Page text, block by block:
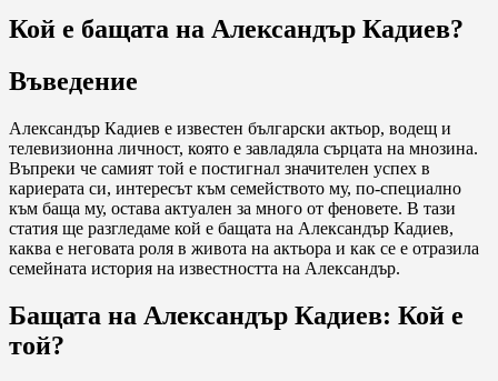
Кой е бащата на Александър Кадиев?
Въведение
Александър Кадиев е известен български актьор, водещ и
телевизионна личност, която е завладяла сърцата на мнозина.
Въпреки че самият той е постигнал значителен успех в
кариерата си, интересът към семейството му, по-специално
към баща му, остава актуален за много от феновете. В тази
статия ще разгледаме кой е бащата на Александър Кадиев,
каква е неговата роля в живота на актьора и как се е отразила
семейната история на известността на Александър.
Бащата на Александър Кадиев: Кой е
той?